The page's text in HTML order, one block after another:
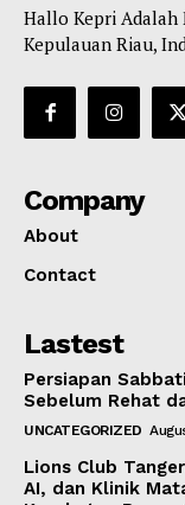
Hallo Kepri Adalah
Kepulauan Riau,
Company
About
Contact
Lastest
Persiapan
Sebelum Rehat
UNCATEGORIZED
Lions Club
AI, dan Klinik